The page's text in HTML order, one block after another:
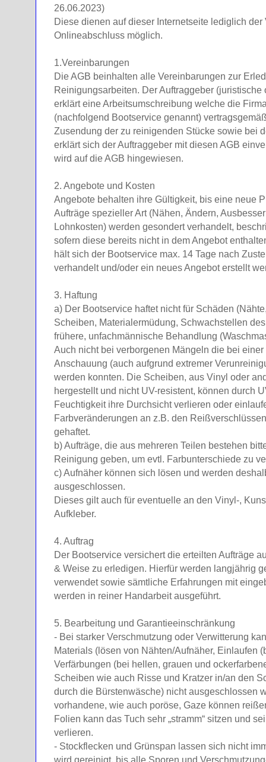
26.06.2023)
Diese dienen auf dieser Internetseite lediglich
Onlineabschluss möglich.
1.Vereinbarungen
Die AGB beinhalten alle Vereinbarungen zur
Reinigungsarbeiten. Der Auftraggeber
erklärt eine Arbeitsumschreibung welche die
(nachfolgend Bootservice genannt)
Zusendung der zu reinigenden Stücke sowie bei
erklärt sich der Auftraggeber mit diesen AGB
wird auf die AGB hingewiesen.
2. Angebote und Kosten
Angebote behalten ihre Gültigkeit, bis eine neue
Aufträge spezieller Art (Nähen, Ändern,
Lohnkosten) werden gesondert verhandelt,
sofern diese bereits nicht in dem Angebot
hält sich der Bootservice max. 14 Tage nach
verhandelt und/oder ein neues Angebot erstellt
3. Haftung
a) Der Bootservice haftet nicht für Schäden
Scheiben, Materialermüdung, Schwachstellen
frühere, unfachmännische Behandlung
Auch nicht bei verborgenen Mängeln die bei
Anschauung (auch aufgrund extremer
werden konnten. Die Scheiben, aus Vinyl oder
hergestellt und nicht UV-resistent, können durch
Feuchtigkeit ihre Durchsicht verlieren oder
Farbveränderungen an z.B. den
gehaftet.
b) Aufträge, die aus mehreren Teilen bestehen
Reinigung geben, um evtl. Farbunterschiede zu
c) Aufnäher können sich lösen und werden
ausgeschlossen.
Dieses gilt auch für eventuelle an den Vinyl-,
Aufkleber.
4. Auftrag
Der Bootservice versichert die erteilten Aufträge
& Weise zu erledigen. Hierfür werden langjährig
verwendet sowie sämtliche Erfahrungen mit
werden in reiner Handarbeit ausgeführt.
5. Bearbeitung und Garantieeinschränkung
- Bei starker Verschmutzung oder Verwitterung
Materials (lösen von Nähten/Aufnäher, Einlaufen
Verfärbungen (bei hellen, grauen und
Scheiben wie auch Risse und Kratzer in/an den
durch die Bürstenwäsche) nicht ausgeschlossen
vorhandene, wie auch poröse, Gaze können
Folien kann das Tuch sehr „stramm“ sitzen und
verlieren.
- Stockflecken und Grünspan lassen sich nicht
wird gereinigt, bis alle Sporen und